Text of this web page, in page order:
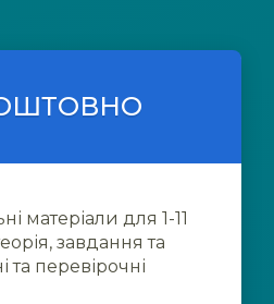
матеріали для 1-11
завдання та
та перевірочні